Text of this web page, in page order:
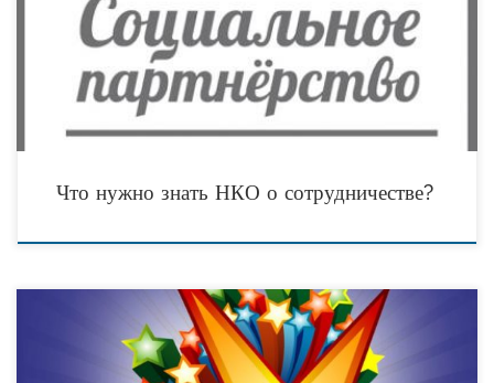
НКО и партнёрскими организациями, будь то бизнес, государство или другая
некоммерческая структура. Что же следует знать
Что нужно знать НКО о сотрудничестве?